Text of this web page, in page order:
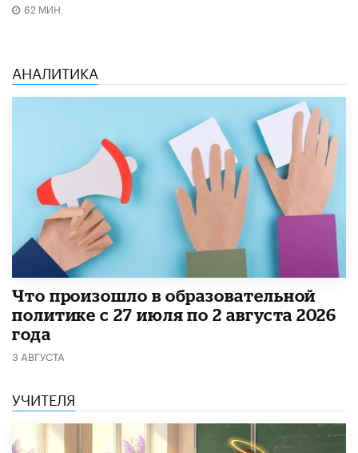
62 МИН.
АНАЛИТИКА
​Что произошло в образовательной
политике с 27 июля по 2 августа 2026
года
3 АВГУСТА
УЧИТЕЛЯ